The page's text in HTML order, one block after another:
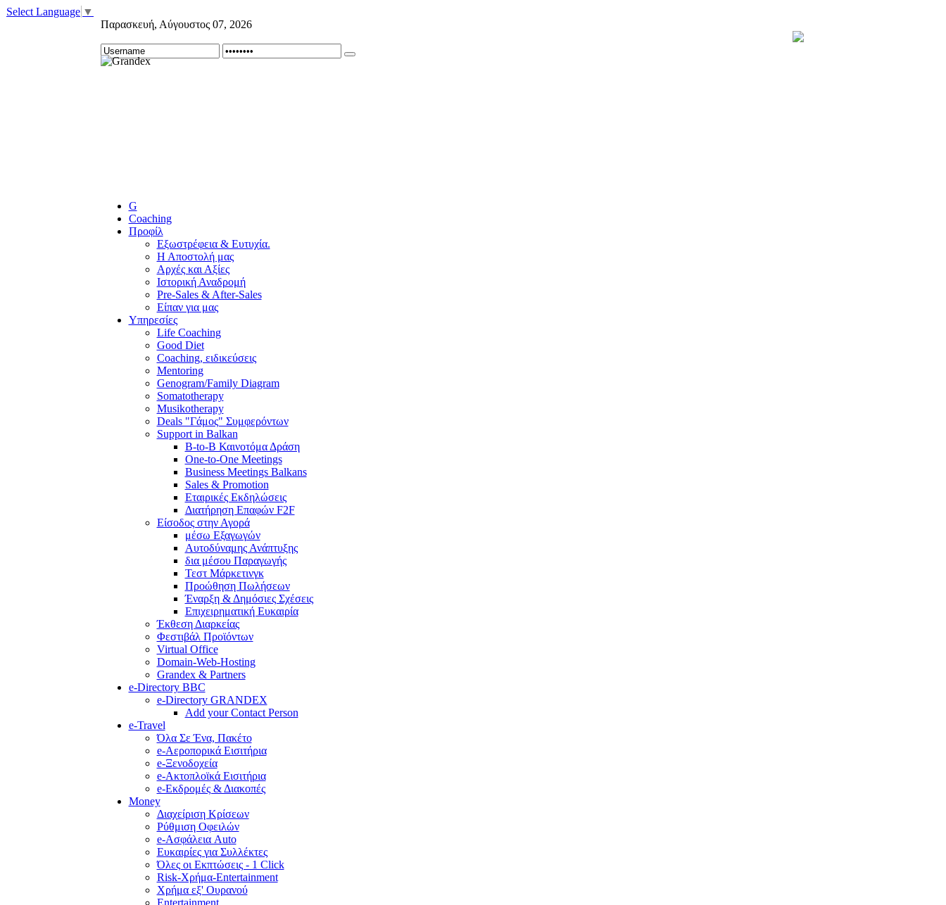
Select Language ▼
Παρασκευή, Αύγουστος 07, 2026
G
Coaching
Προφίλ
Εξωστρέφεια & Ευτυχία.
Η Αποστολή μας
Αρχές και Αξίες
Ιστορική Αναδρομή
Pre-Sales & After-Sales
Είπαν για μας
Υπηρεσίες
Life Coaching
Good Diet
Coaching, ειδικεύσεις
Mentoring
Genogram/Family Diagram
Somatotherapy
Musikotherapy
Deals "Γάμος" Συμφερόντων
Support in Balkan
B-to-B Καινοτόμα Δράση
One-to-One Meetings
Business Meetings Balkans
Sales & Promotion
Εταιρικές Εκδηλώσεις
Διατήρηση Επαφών F2F
Είσοδος στην Αγορά
μέσω Εξαγωγών
Αυτοδύναμης Ανάπτυξης
δια μέσου Παραγωγής
Τεστ Μάρκετινγκ
Προώθηση Πωλήσεων
Έναρξη & Δημόσιες Σχέσεις
Επιχειρηματική Ευκαιρία
Έκθεση Διαρκείας
Φεστιβάλ Προϊόντων
Virtual Office
Domain-Web-Hosting
Grandex & Partners
e-Directory BBC
e-Directory GRANDEX
Add your Contact Person
e-Travel
Όλα Σε Ένα, Πακέτο
e-Αεροπορικά Eισιτήρια
e-Ξενοδοχεία
e-Ακτοπλοϊκά Eισιτήρια
e-Εκδρομές & Διακοπές
Money
Διαχείριση Κρίσεων
Ρύθμιση Οφειλών
e-Ασφάλεια Auto
Ευκαιρίες για Συλλέκτες
Όλες οι Εκπτώσεις - 1 Click
Risk-Χρήμα-Entertainment
Χρήμα εξ' Ουρανού
Entertainment